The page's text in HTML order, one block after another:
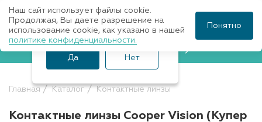
Записаться к врачу
Главная Каталог Контактные линзы
Контактные линзы Cooper Vision (Купер
Ваш город Санкт-
Петербург?
Да Нет
Наш сайт использует файлы cookie.
Продолжая, Вы даете разрешение на
использование cookie, как указано в нашей
политике конфиденциальности.
Понятно